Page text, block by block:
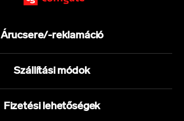
Árucsere/-reklamáció
Szállítási módok
Fizetési lehetőségek